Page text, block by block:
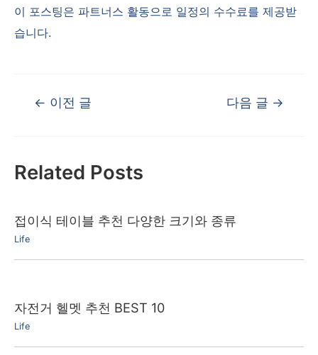
← 이전 글 다음 글 →
Related Posts
접이식 테이블 추천 다양한 크기와 종류
Life
자전거 헬멧 추천 BEST 10
Life